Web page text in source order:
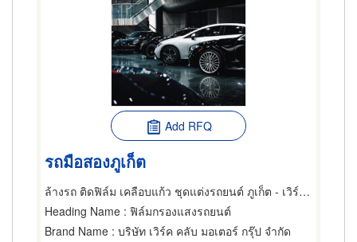
Add RFQ
รถมือสองภูเก็ต
ล้างรถ ติดฟิล์ม เคลือบแก้ว ชุดแต่งรถยนต์ ภูเก็ต - เวิร์คคลับ
Heading Name : ฟิล์มกรองแสงรถยนต์
Brand Name : บริษัท เวิร์ค คลับ มอเตอร์ กรุ๊ป จำกัด